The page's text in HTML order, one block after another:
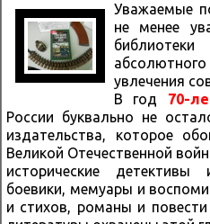
Уважаемые
не менее
увлечения
В год 70-
России буквально не
издательства, которое
Великой Отечественной
исторические детективы
боевики, мемуары и
и стихов, романы и